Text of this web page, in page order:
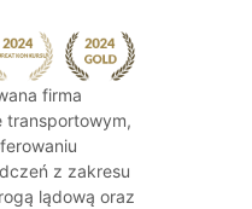
firma
transportowym,
z zakresu
lądową oraz